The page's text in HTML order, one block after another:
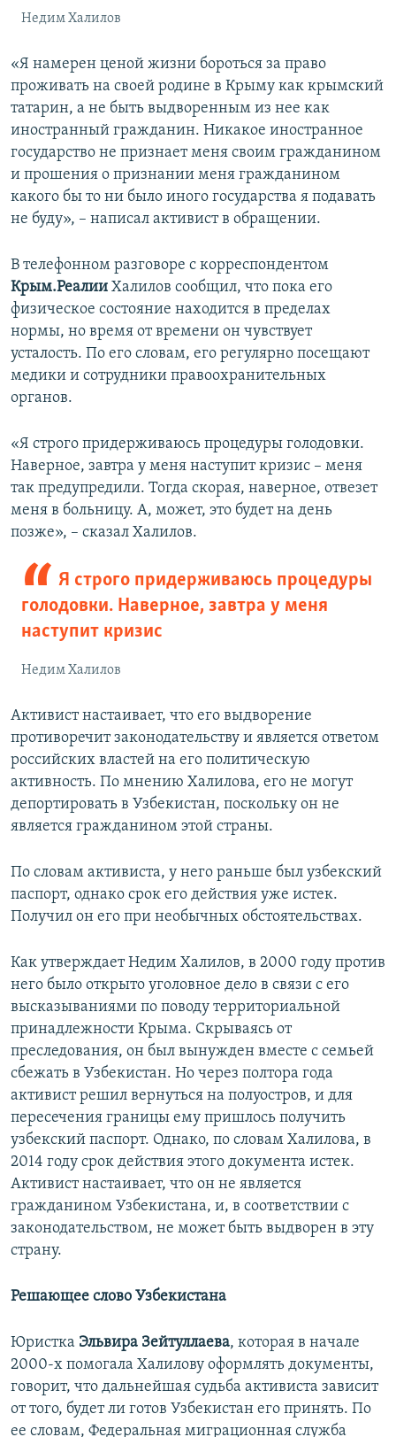
Недим Халилов
«Я намерен ценой жизни бороться за право
проживать на своей родине в Крыму как крымский
татарин, а не быть выдворенным из нее как
иностранный гражданин. Никакое иностранное
государство не признает меня своим гражданином
и прошения о признании меня гражданином
какого бы то ни было иного государства я подавать
не буду», – написал активист в обращении.
В телефонном разговоре с корреспондентом
Крым.Реалии Халилов сообщил, что пока его
физическое состояние находится в пределах
нормы, но время от времени он чувствует
усталость. По его словам, его регулярно посещают
медики и сотрудники правоохранительных
органов.
«Я строго придерживаюсь процедуры голодовки.
Наверное, завтра у меня наступит кризис – меня
так предупредили. Тогда скорая, наверное, отвезет
меня в больницу. А, может, это будет на день
позже», – сказал Халилов.
Я строго придерживаюсь процедуры
голодовки. Наверное, завтра у меня
наступит кризис
Недим Халилов
Активист настаивает, что его выдворение
противоречит законодательству и является ответом
российских властей на его политическую
активность. По мнению Халилова, его не могут
депортировать в Узбекистан, поскольку он не
является гражданином этой страны.
По словам активиста, у него раньше был узбекский
паспорт, однако срок его действия уже истек.
Получил он его при необычных обстоятельствах.
Как утверждает Недим Халилов, в 2000 году против
него было открыто уголовное дело в связи с его
высказываниями по поводу территориальной
принадлежности Крыма. Скрываясь от
преследования, он был вынужден вместе с семьей
сбежать в Узбекистан. Но через полтора года
активист решил вернуться на полуостров, и для
пересечения границы ему пришлось получить
узбекский паспорт. Однако, по словам Халилова, в
2014 году срок действия этого документа истек.
Активист настаивает, что он не является
гражданином Узбекистана, и, в соответствии с
законодательством, не может быть выдворен в эту
страну.
Решающее слово Узбекистана
Юристка Эльвира Зейтуллаева, которая в начале
2000-х помогала Халилову оформлять документы,
говорит, что дальнейшая судьба активиста зависит
от того, будет ли готов Узбекистан его принять. По
ее словам, Федеральная миграционная служба